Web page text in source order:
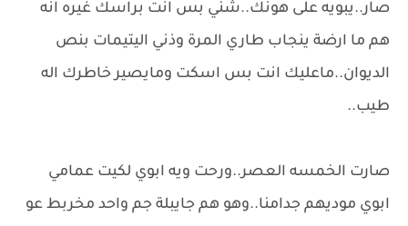
صار..يبويه على هونك..شني بس انت براسك غيره انه
هم ما ارضة ينجاب طاري المرة وذني اليتيمات بنص
الديوان..ماعليك انت بس اسكت ومايصير خاطرك اله
طيب..
صارت الخمسه العصر..ورحت ويه ابوي لكيت عمامي
ابوي موديهم جدامنا..وهو هم جايبلة جم واحد مخربط عو